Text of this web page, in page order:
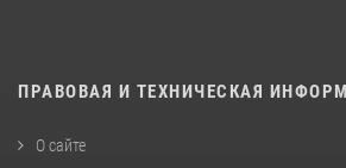
ПРАВОВАЯ И ТЕХНИЧЕСКАЯ
О сайте